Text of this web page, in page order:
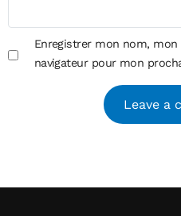
Enregistrer mon nom,
navigateur pour mon